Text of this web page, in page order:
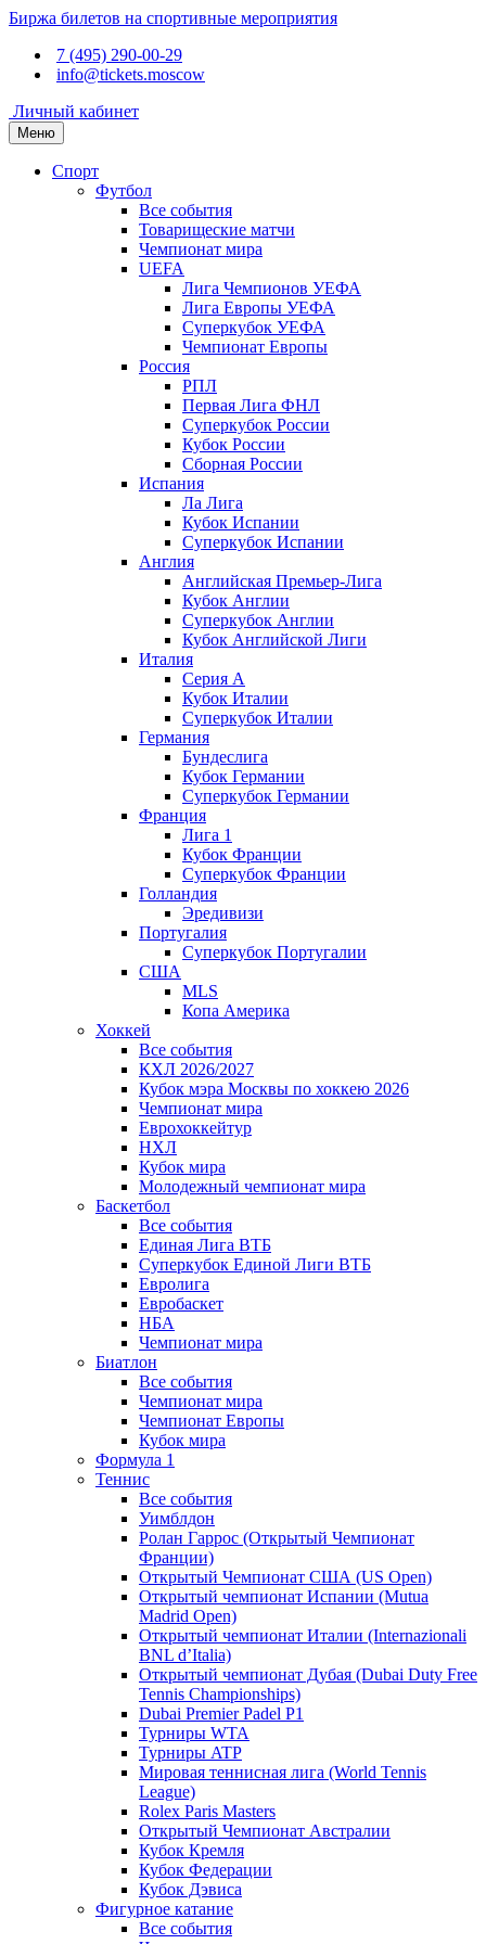
Биржа билетов на спортивные мероприятия
7 (495) 290-00-29
info@tickets.moscow
Личный кабинет
Меню
Спорт
Футбол
Все события
Товарищеские матчи
Чемпионат мира
UEFA
Лига Чемпионов УЕФА
Лига Европы УЕФА
Суперкубок УЕФА
Чемпионат Европы
Россия
РПЛ
Первая Лига ФНЛ
Суперкубок России
Кубок России
Сборная России
Испания
Ла Лига
Кубок Испании
Суперкубок Испании
Англия
Английская Премьер-Лига
Кубок Англии
Суперкубок Англии
Кубок Английской Лиги
Италия
Серия А
Кубок Италии
Суперкубок Италии
Германия
Бундеслига
Кубок Германии
Суперкубок Германии
Франция
Лига 1
Кубок Франции
Суперкубок Франции
Голландия
Эредивизи
Португалия
Суперкубок Португалии
США
MLS
Копа Америка
Хоккей
Все события
КХЛ 2026/2027
Кубок мэра Москвы по хоккею 2026
Чемпионат мира
Еврохоккейтур
НХЛ
Кубок мира
Молодежный чемпионат мира
Баскетбол
Все события
Единая Лига ВТБ
Суперкубок Единой Лиги ВТБ
Евролига
Евробаскет
НБА
Чемпионат мира
Биатлон
Все события
Чемпионат мира
Чемпионат Европы
Кубок мира
Формула 1
Теннис
Все события
Уимблдон
Ролан Гаррос (Открытый Чемпионат
Франции)
Открытый Чемпионат США (US Open)
Открытый чемпионат Испании (Mutua
Madrid Open)
Открытый чемпионат Италии (Internazionali
BNL d’Italia)
Открытый чемпионат Дубая (Dubai Duty Free
Tennis Championships)
Dubai Premier Padel P1
Турниры WTA
Турниры ATP
Мировая теннисная лига (World Tennis
League)
Rolex Paris Masters
Открытый Чемпионат Австралии
Кубок Кремля
Кубок Федерации
Кубок Дэвиса
Фигурное катание
Все события